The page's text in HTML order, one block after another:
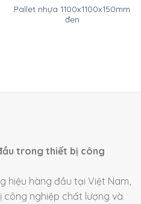
Pallet nhựa 1100x1100x150mm
đen
trong thiết bị công
hiệu hàng đầu tại Việt Nam,
nghiệp chất lượng và